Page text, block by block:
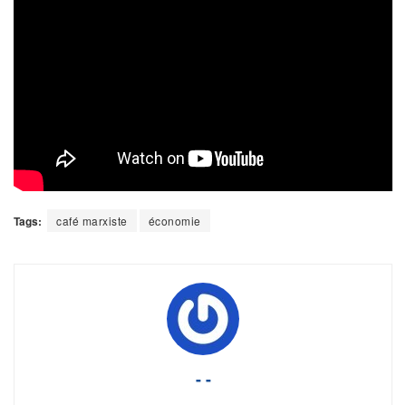
Tags: café marxiste économie
- -